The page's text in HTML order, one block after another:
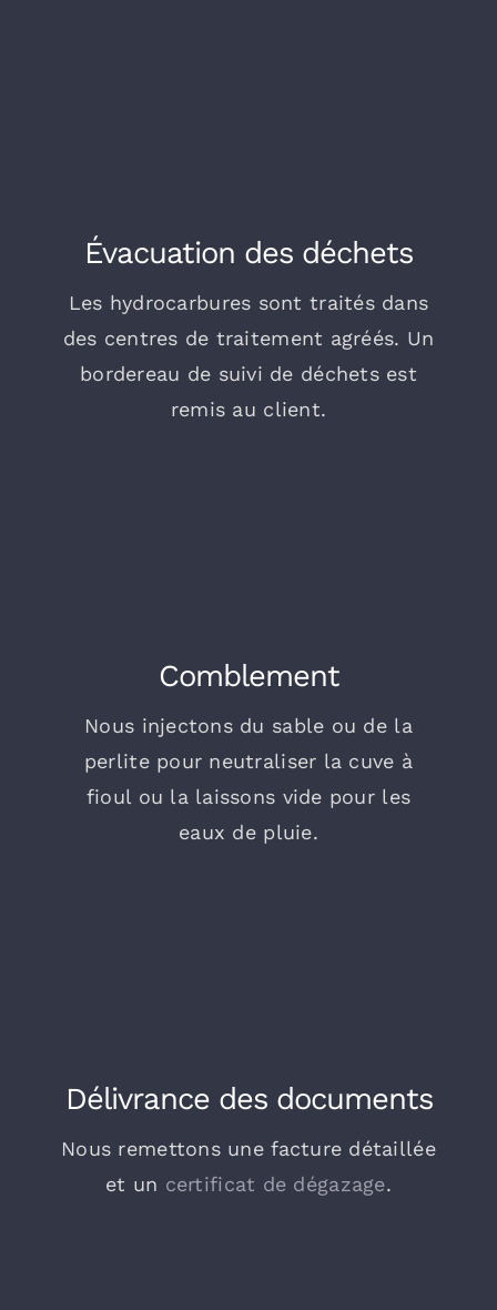
Évacuation des déchets
Les hydrocarbures sont traités dans
des centres de traitement agréés. Un
bordereau de suivi de déchets est
remis au client.
Comblement
Nous injectons du sable ou de la
perlite pour neutraliser la cuve à
fioul ou la laissons vide pour les
eaux de pluie.
Délivrance des documents
Nous remettons une facture détaillée
et un certificat de dégazage.